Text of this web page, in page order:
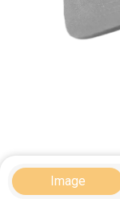
Image